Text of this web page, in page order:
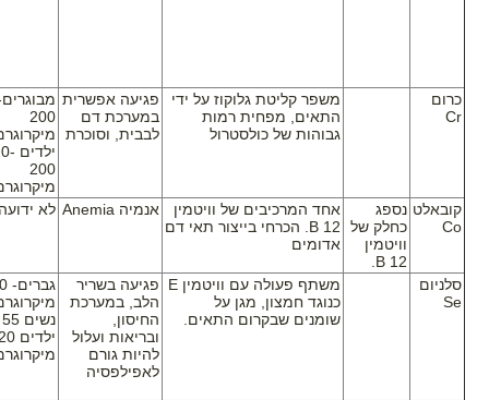
כרום
Cr
משפר קליטת גלוקוז על ידי
התאים, מפחית רמות
גבוהות של כולסטרול
פגיעה אפשרית
במערכת דם
לבבית, וסוכרת
200
200
קובאלט
Co
נספג
כחלק של
וויטמין
B 12
.
אחד המרכיבים של וויטמין
12
B. הכרחי בייצור תאי דם
אדומים
אנמיהAnemia לא
סלניום
Se
משתף פעולה עם וויטמיןE
כנוגד חמצון, מגן על
שומנים שבקרום התאים.
פגיעה בשריר
הלב, במערכת
החיסון,
ובריאות ועלול
להיות גורם
לאפילפסיה
נשים 55
ילדים